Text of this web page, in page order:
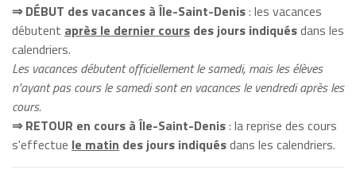
⇒ DÉBUT des vacances à Île-Saint-Denis: les vacances
débutent après le dernier cours des jours indiquésdans les
calendriers.
Les vacances débutent officiellement le samedi, mais les élèves
n'ayant pas cours le samedi sont en vacances le vendredi après les
cours.
⇒ RETOUR en cours à Île-Saint-Denis: la reprise des cours
s'effectue le matin des jours indiquésdans les calendriers.